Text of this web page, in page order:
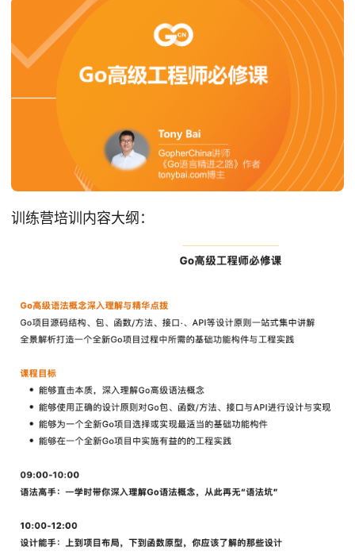
训练营培训内容大纲：